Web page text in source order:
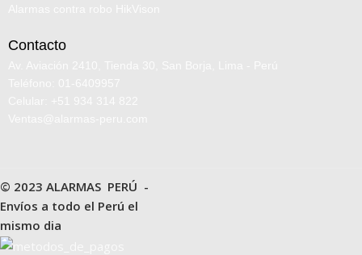
Contacto
© 2023 ALARMAS PERÚ -
Envíos a todo el Perú el
mismo dia